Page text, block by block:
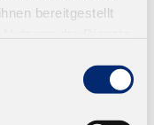
bereitgestellt